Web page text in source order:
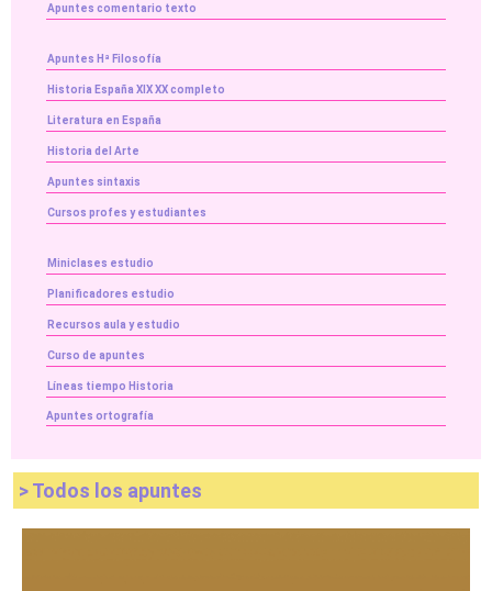
Apuntes comentario texto
Apuntes Hª Filosofía
Historia España XIX XX completo
Literatura en España
Historia del Arte
Apuntes sintaxis
Cursos profes y estudiantes
Miniclases estudio
Planificadores estudio
Recursos aula y estudio
Curso de apuntes
Líneas tiempo Historia
Apuntes ortografía
> Todos los apuntes